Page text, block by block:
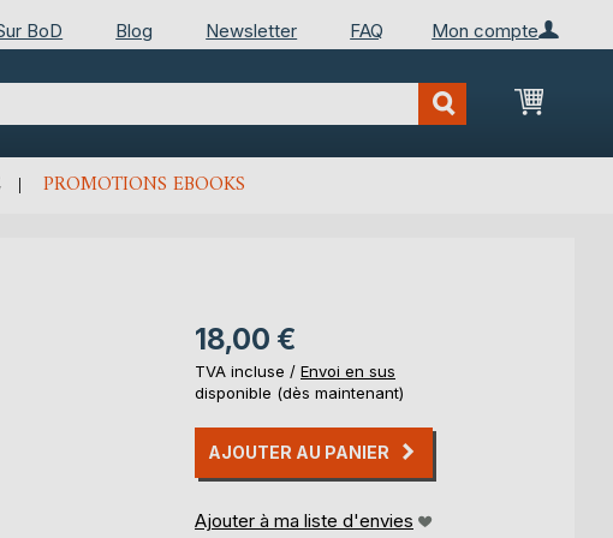
Mon compte
BoD Blog Newsletter FAQ
Mon
PROMOTIONS EBOOKS
18,00 €
TVA incluse / Envoi en sus
disponible (dès maintenant)
AJOUTER AU PANIER
Ajouter à ma liste d'envies